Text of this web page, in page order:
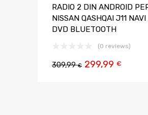
RADIO 2 DIN ANDROID
NISSAN QASHQAI J11 NAVI
DVD BLUETOOTH
(0 reviews)
309,99€ 299,99 €